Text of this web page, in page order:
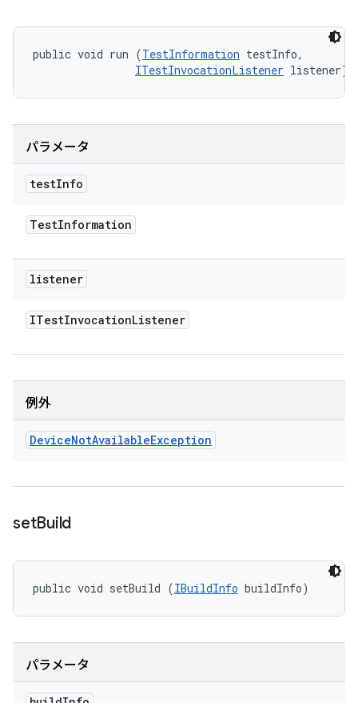
public void run (TestInformation testInfo,
ITestInvocationListener listener)
パラメータ
testInfo
TestInformation
listener
ITestInvocationListener
例外
DeviceNotAvailableException
setBuild
public void setBuild (IBuildInfo buildInfo)
パラメータ